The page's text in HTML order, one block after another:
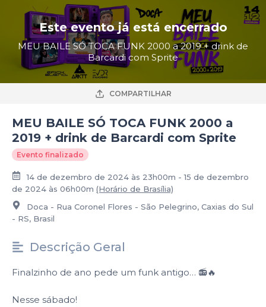
Este evento já está encerrado
MEU BAILE SÓ TOCA FUNK 2000 a 2019 + drink de
Barcardi com Sprite
COMPARTILHAR
MEU BAILE SÓ TOCA FUNK 2000 a
2019 + drink de Barcardi com Sprite
Evento finalizado
14 de dezembro de 2024 às 23h00m - 15 de dezembro
de 2024 às 06h00m (Horário de Brasília)
Doca - Rua Coronel Flores - São Pelegrino, Caxias do Sul
- RS, Brasil
Descrição Geral
Finalzinho de ano pede um funk antigo… 📻🔥
Nesse sábado!